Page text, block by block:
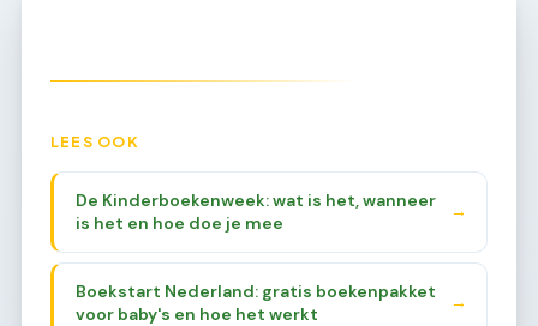
LEES OOK
De Kinderboekenweek: wat is het, wanneer
is het en hoe doe je mee
→
Boekstart Nederland: gratis boekenpakket
voor baby's en hoe het werkt
→